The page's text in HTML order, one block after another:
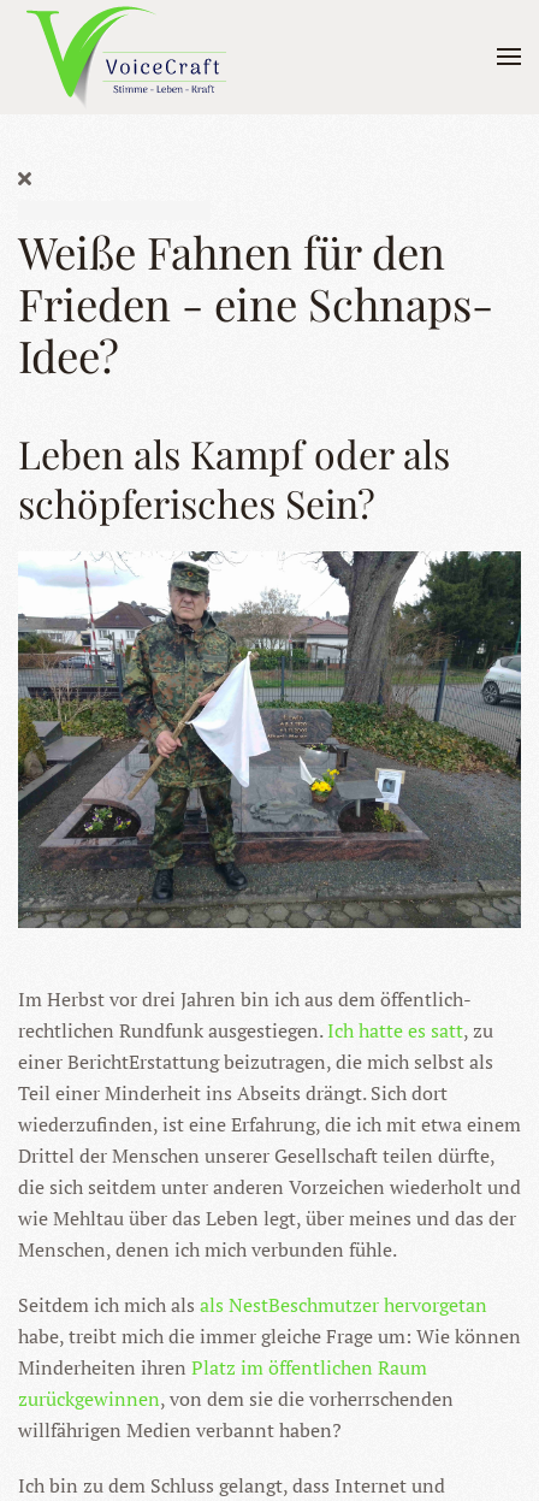
Skip to main content
Weiße Fahnen für den
Frieden - eine Schnaps-
Idee?
Leben als Kampf oder als
schöpferisches Sein?
Im Herbst vor drei Jahren bin ich aus dem öffentlich-
rechtlichen Rundfunk ausgestiegen.Ich hatte es satt, zu
einer BerichtErstattung beizutragen, die mich selbst als
Teil einer Minderheit ins Abseits drängt. Sich dort
wiederzufinden, ist eine Erfahrung, die ich mit etwa einem
Drittel der Menschen unserer Gesellschaft teilen dürfte,
die sich seitdem unter anderen Vorzeichen wiederholt und
wie Mehltau über das Leben legt, über meines und das der
Menschen, denen ich mich verbunden fühle.
Seitdem ich mich als als NestBeschmutzer hervorgetan
habe, treibt mich die immer gleiche Frage um: Wie können
Minderheiten ihren Platz im öffentlichen Raum
zurückgewinnen, von dem sie die vorherrschenden
willfährigen Medien verbannt haben?
Ich bin zu dem Schluss gelangt, dass Internet und